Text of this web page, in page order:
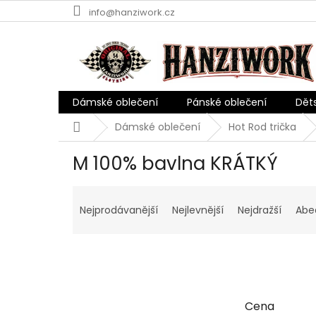
na
info@hanziwork.cz
Dámské oblečení Pánské oblečení
DomůDámské oblečení Hot Rod trička
M 100% bavlna KRÁTKÝ
aNejprodávanější Nejlevnější Nejdražší
Cena